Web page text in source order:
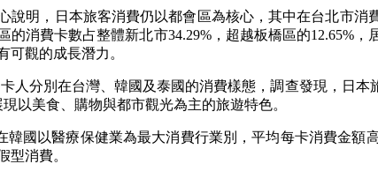
說明，日本旅客消費仍以都會區為核心，其中在台北市
的消費卡數占整體新北市34.29%，超越板橋區的12.65%
可觀的成長潛力。
人分別在台灣、韓國及泰國的消費樣態，調查發現，日
以美食、購物與都市觀光為主的旅遊特色。
韓國以醫療保健業為最大消費行業別，平均每卡消費金
型消費。